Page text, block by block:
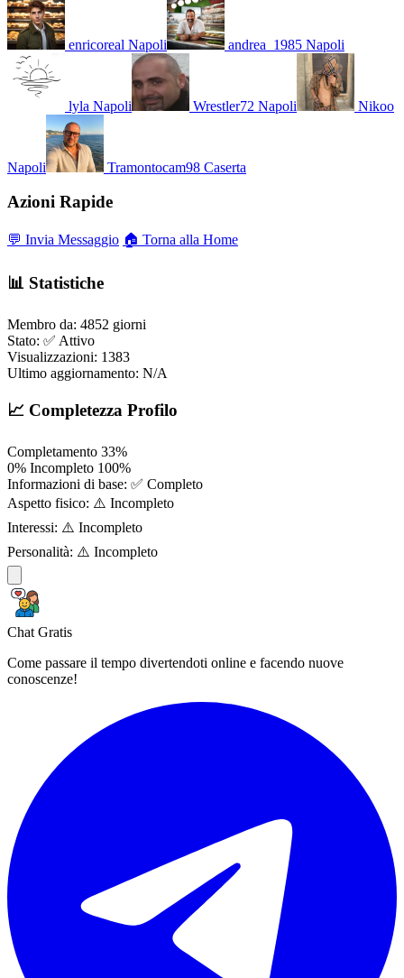
enricoreal Napoli andrea_1985 Napoli
lyla Napoli Wrestler72 Napoli Nikoo
Napoli Tramontocam98 Caserta
Azioni Rapide
💬 Invia Messaggio 🏠 Torna alla Home
📊 Statistiche
Membro da: 4852 giorni
Stato: ✅ Attivo
Visualizzazioni: 1383
Ultimo aggiornamento: N/A
📈 Completezza Profilo
Completamento 33%
0% Incompleto 100%
Informazioni di base: ✅ Completo
Aspetto fisico: ⚠️ Incompleto
Interessi: ⚠️ Incompleto
Personalità: ⚠️ Incompleto
Chat Gratis
Come passare il tempo divertendoti online e facendo nuove
conoscenze!